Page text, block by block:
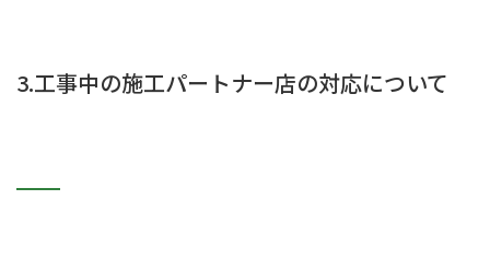
3.工事中の施工パートナー店の対応について